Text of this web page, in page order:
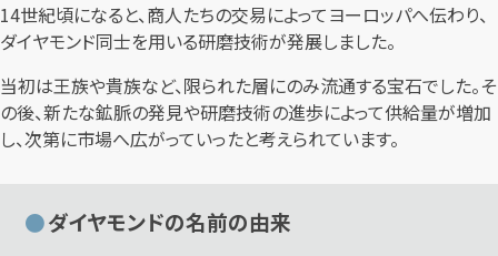
14世紀頃になると、商人たちの交易によってヨーロッパへ伝わり、
ダイヤモンド同士を用いる研磨技術が発展しました。
当初は王族や貴族など、限られた層にのみ流通する宝石でした。そ
の後、新たな鉱脈の発見や研磨技術の進歩によって供給量が増加
し、次第に市場へ広がっていったと考えられています。
ダイヤモンドの名前の由来